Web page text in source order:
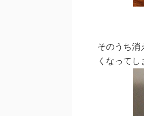
そのうち消
くなってし